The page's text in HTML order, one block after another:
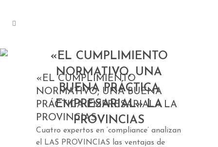
«EL CUMPLIMIENTO
NORMATIVO, UNA
BUENA PRÁCTICA
EMPRESARIAL» LA
PROVINCIAS
«EL CUMPLIMIENTO
NORMATIVO, UNA BUENA
PRÁCTICA EMPRESARIAL» LA
PROVINCIAS
Cuatro expertos en ‘compliance’ analizan
el LAS PROVINCIAS las ventajas de